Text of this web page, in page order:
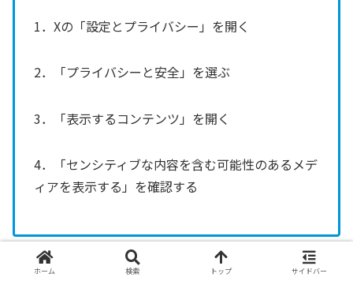
1．Xの「設定とプライバシー」を開く
2．「プライバシーと安全」を選ぶ
3．「表示するコンテンツ」を開く
4．「センシティブな内容を含む可能性のあるメデ
ィアを表示する」を確認する
iPhoneアプリでは該当する設定項目が表示されない場合
ホーム 検索 トップ サイドバー